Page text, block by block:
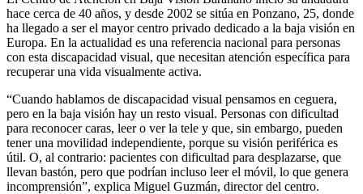
hace cerca de 40 años, y desde 2002 se sitúa en Ponzano, 25, donde
ha llegado a ser el mayor centro privado dedicado a la baja visión en
Europa. En la actualidad es una referencia nacional para personas
con esta discapacidad visual, que necesitan atención específica para
recuperar una vida visualmente activa.
“Cuando hablamos de discapacidad visual pensamos en ceguera,
pero en la baja visión hay un resto visual. Personas con dificultad
para reconocer caras, leer o ver la tele y que, sin embargo, pueden
tener una movilidad independiente, porque su visión periférica es
útil. O, al contrario: pacientes con dificultad para desplazarse, que
llevan bastón, pero que podrían incluso leer el móvil, lo que genera
incomprensión”, explica Miguel Guzmán, director del centro.